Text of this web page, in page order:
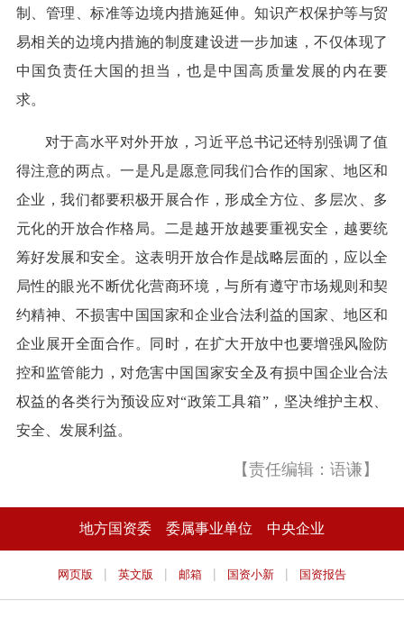
制、管理、标准等边境内措施延伸。知识产权保护等与贸
易相关的边境内措施的制度建设进一步加速，不仅体现了
中国负责任大国的担当，也是中国高质量发展的内在要
求。
对于高水平对外开放，习近平总书记还特别强调了值
得注意的两点。一是凡是愿意同我们合作的国家、地区和
企业，我们都要积极开展合作，形成全方位、多层次、多
元化的开放合作格局。二是越开放越要重视安全，越要统
筹好发展和安全。这表明开放合作是战略层面的，应以全
局性的眼光不断优化营商环境，与所有遵守市场规则和契
约精神、不损害中国国家和企业合法利益的国家、地区和
企业展开全面合作。同时，在扩大开放中也要增强风险防
控和监管能力，对危害中国国家安全及有损中国企业合法
权益的各类行为预设应对“政策工具箱”，坚决维护主权、
安全、发展利益。
【责任编辑：语谦】
地方国资委 委属事业单位 中央企业
网页版 | 英文版 | 邮箱 | 国资小新 | 国资报告